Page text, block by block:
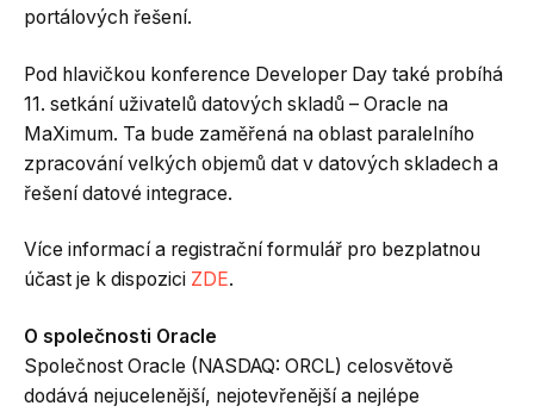
portálových řešení.
Pod hlavičkou konference Developer Day také probíhá
11. setkání uživatelů datových skladů – Oracle na
MaXimum. Ta bude zaměřená na oblast paralelního
zpracování velkých objemů dat v datových skladech a
řešení datové integrace.
Více informací a registrační formulář pro bezplatnou
účast je k dispozici ZDE.
O společnosti Oracle
Společnost Oracle (NASDAQ: ORCL) celosvětově
dodává nejucelenější, nejotevřenější a nejlépe